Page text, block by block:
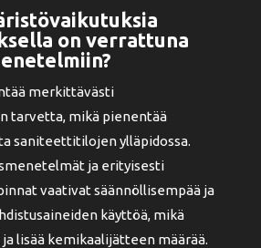
on verrattuna
merkittävästi
tarvetta, mikä pienentää
saniteettitilojen ylläpidossa.
ja erityisesti
vaativat säännöllisempää ja
käyttöä, mikä
lisää kemikaalijätteen määrää.